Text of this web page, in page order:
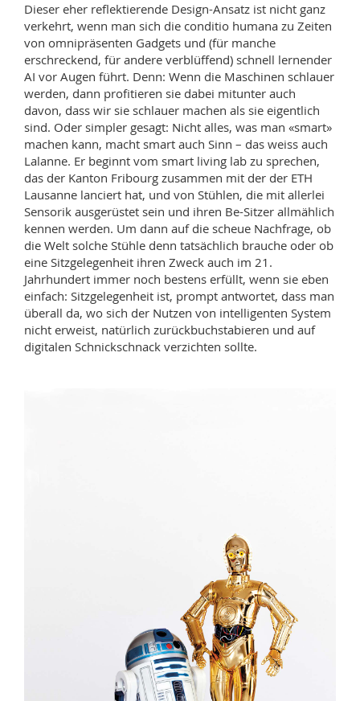
Dieser eher reflektierende Design-Ansatz ist nicht ganz
verkehrt, wenn man sich die conditio humana zu Zeiten
von omnipräsenten Gadgets und (für manche
erschreckend, für andere verblüffend) schnell lernender
AI vor Augen führt. Denn: Wenn die Maschinen schlauer
werden, dann profitieren sie dabei mitunter auch
davon, dass wir sie schlauer machen als sie eigentlich
sind. Oder simpler gesagt: Nicht alles, was man «smart»
machen kann, macht smart auch Sinn – das weiss auch
Lalanne. Er beginnt vom smart living lab zu sprechen,
das der Kanton Fribourg zusammen mit der der ETH
Lausanne lanciert hat, und von Stühlen, die mit allerlei
Sensorik ausgerüstet sein und ihren Be-Sitzer allmählich
kennen werden. Um dann auf die scheue Nachfrage, ob
die Welt solche Stühle denn tatsächlich brauche oder ob
eine Sitzgelegenheit ihren Zweck auch im 21.
Jahrhundert immer noch bestens erfüllt, wenn sie eben
einfach: Sitzgelegenheit ist, prompt antwortet, dass man
überall da, wo sich der Nutzen von intelligenten System
nicht erweist, natürlich zurückbuchstabieren und auf
digitalen Schnickschnack verzichten sollte.